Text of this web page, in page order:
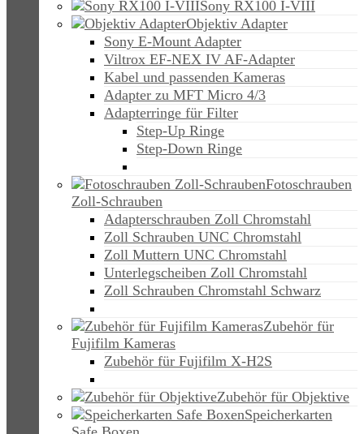
Sony RX100 I-VIII
Objektiv Adapter
Sony E-Mount Adapter
Viltrox EF-NEX IV AF-Adapter
Kabel und passenden Kameras
Adapter zu MFT Micro 4/3
Adapterringe für Filter
Step-Up Ringe
Step-Down Ringe
Fotoschrauben
Zoll-Schrauben
Adapterschrauben Zoll Chromstahl
Zoll Schrauben UNC Chromstahl
Zoll Muttern UNC Chromstahl
Unterlegscheiben Zoll Chromstahl
Zoll Schrauben Chromstahl Schwarz
Zubehör für
Fujifilm Kameras
Zubehör für Fujifilm X-H2S
Zubehör für Objektive
Speicherkarten